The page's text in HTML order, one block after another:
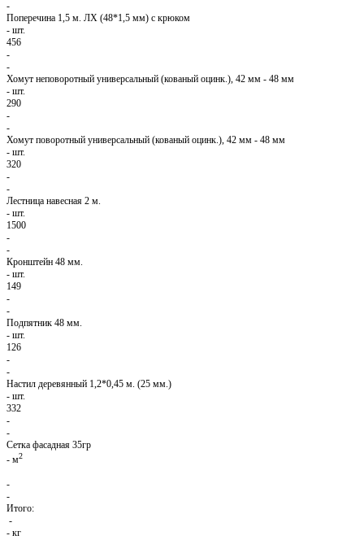
-
Поперечина 1,5 м. ЛХ (48*1,5 мм) с крюком
- шт.
456
-
-
Хомут неповоротный универсальный (кованый оцинк.), 42 мм - 48 мм
- шт.
290
-
-
Хомут поворотный универсальный (кованый оцинк.), 42 мм - 48 мм
- шт.
320
-
-
Лестница навесная 2 м.
- шт.
1500
-
-
Кронштейн 48 мм.
- шт.
149
-
-
Подпятник 48 мм.
- шт.
126
-
-
Настил деревянный 1,2*0,45 м. (25 мм.)
- шт.
332
-
-
Сетка фасадная 35гр
- м2
-
-
Итого:
-
- кг